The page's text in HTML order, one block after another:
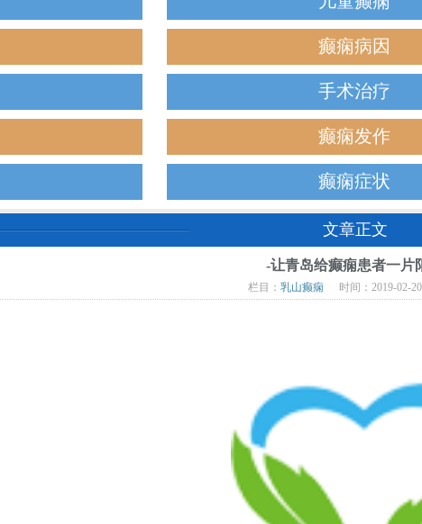
癫痫病因
手术治疗
癫痫发作
癫痫症状
文章正文
-让青岛给癫痫患者一片
栏目： 乳山癫痫 时间：2019-02-